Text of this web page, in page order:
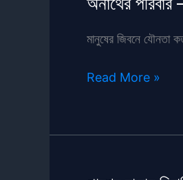
মানুষের জিবনে যৌনতা
অনাথের
দ্বীতিয়
Read More »